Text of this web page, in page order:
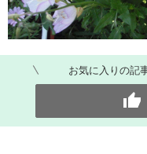
お気に入りの記